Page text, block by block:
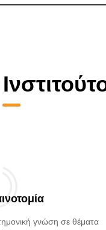
γνώση σε θέματα